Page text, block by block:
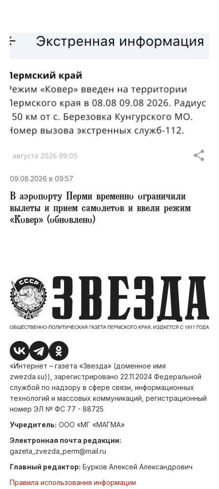
09.08.2026 в 09:57
В аэропорту Перми временно ограничили
вылеты и прием самолетов и ввели режим
«Ковер» (обновлено)
«Интернет – газета «Звезда» (доменное имя
zwezda.su)), зарегистрировано 22.11.2024 Федеральной
службой по надзору в сфере связи, информационных
технологий и массовых коммуникаций, регистрационный
номер ЭЛ № ФС 77 - 88725
Учредитель: ООО «МГ «МАГМА»
Электронная почта редакции:
gazeta_zvezda_perm@mail.ru
Главный редактор: Бурков Алексей Александрович
Правила использования информации